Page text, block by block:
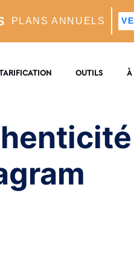
PLANS ANNUELS
Par L'IA
OUTILS À